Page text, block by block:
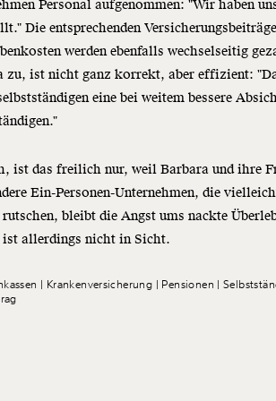
Personal aufgenommen: "Wir haben
Die entsprechenden
werden ebenfalls wechselseitig
zu, ist nicht ganz korrekt, aber effizient:
eine bei weitem bessere
ist das freilich nur, weil Barbara und ihre
Ein-Personen-Unternehmen, die
bleibt die Angst ums nackte
ist allerdings nicht in Sicht.
Krankenversicherung Pensionen